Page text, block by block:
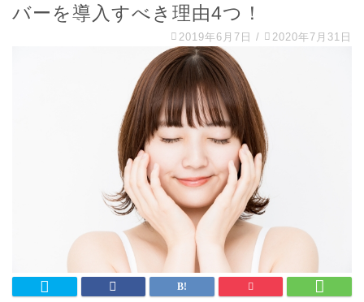
バーを導入すべき理由4つ！
2019年6月7日 / 2020年7月31日